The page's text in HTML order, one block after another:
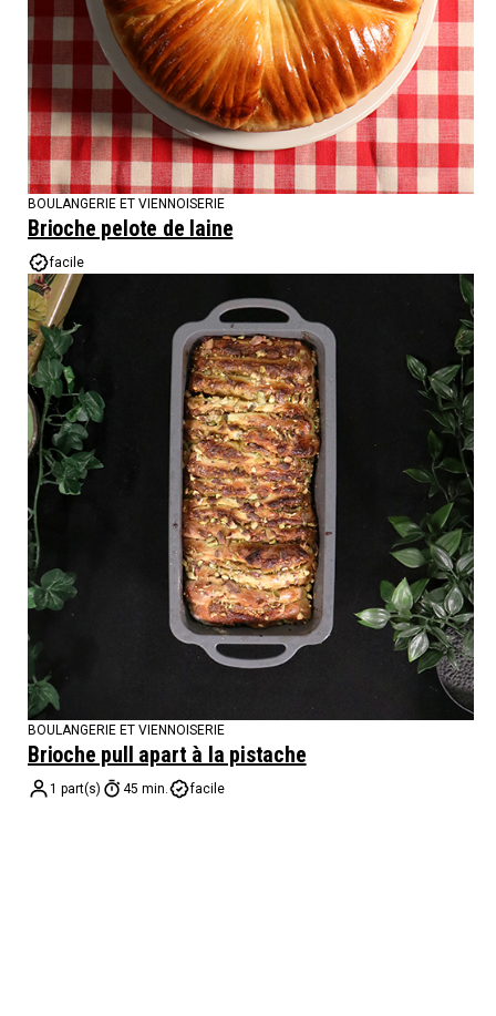
BOULANGERIE ET VIENNOISERIE
Brioche pelote de laine
facile
BOULANGERIE ET VIENNOISERIE
Brioche pull apart à la pistache
1 part(s) 45 min. facile